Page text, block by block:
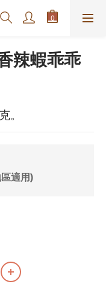
辣蝦乖乖
。
適用)